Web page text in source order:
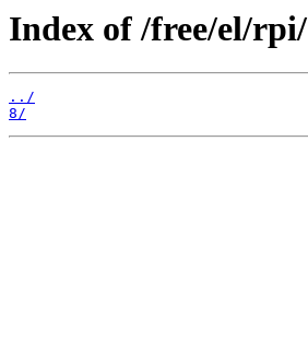
Index of /free/el/rpi/
../
8/